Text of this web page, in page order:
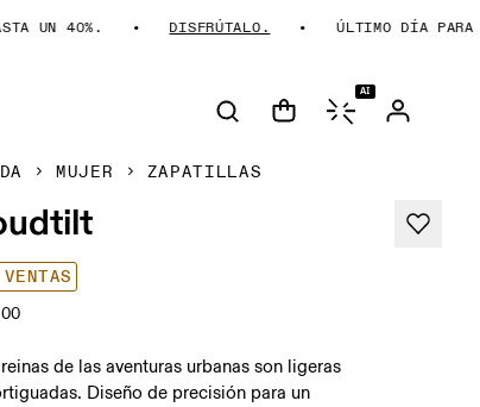
UN 40%. DISFRÚTALO. ÚLTIMO DÍA PARA
AI
MUJER ZAPATILLAS
de las aventuras urbanas son ligeras
Diseño de precisión para un